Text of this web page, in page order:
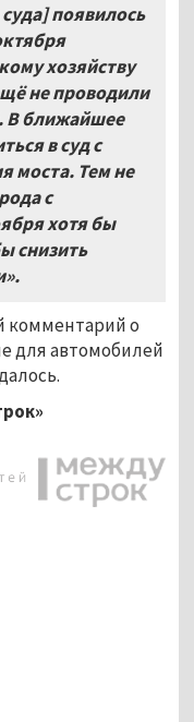
появилось
хозяйству
не проводили
В ближайшее
в суд с
моста. Тем не
с
хотя бы
снизить
комментарий о
для автомобилей